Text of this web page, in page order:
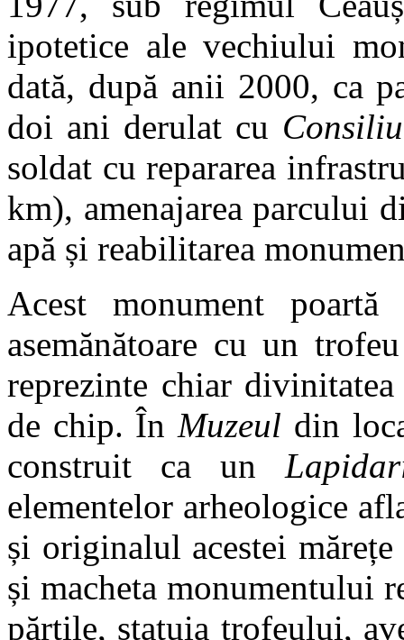
ipotetice ale vechiului
dată, după anii 2000, ca
doi ani derulat cu
soldat cu repararea
km), amenajarea parcului
apă și reabilitarea
Acest monument
asemănătoare cu un
reprezinte chiar
de chip. În Muzeul din
construit ca un
elementelor arheologice
și originalul acestei
și macheta monumentului
părțile, statuia trofeului,